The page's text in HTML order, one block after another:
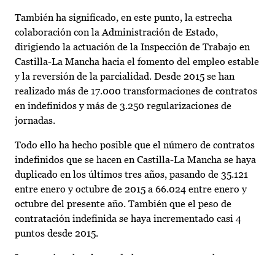
También ha significado, en este punto, la estrecha
colaboración con la Administración de Estado,
dirigiendo la actuación de la Inspección de Trabajo en
Castilla-La Mancha hacia el fomento del empleo estable
y la reversión de la parcialidad. Desde 2015 se han
realizado más de 17.000 transformaciones de contratos
en indefinidos y más de 3.250 regularizaciones de
jornadas.
Todo ello ha hecho posible que el número de contratos
indefinidos que se hacen en Castilla-La Mancha se haya
duplicado en los últimos tres años, pasando de 35.121
entre enero y octubre de 2015 a 66.024 entre enero y
octubre del presente año. También que el peso de
contratación indefinida se haya incrementado casi 4
puntos desde 2015.